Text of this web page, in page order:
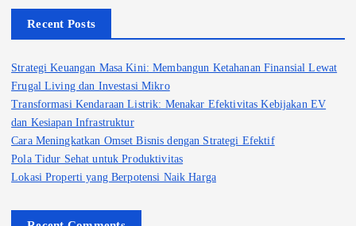
Recent Posts
Strategi Keuangan Masa Kini: Membangun Ketahanan Finansial Lewat
Frugal Living dan Investasi Mikro
Transformasi Kendaraan Listrik: Menakar Efektivitas Kebijakan EV
dan Kesiapan Infrastruktur
Cara Meningkatkan Omset Bisnis dengan Strategi Efektif
Pola Tidur Sehat untuk Produktivitas
Lokasi Properti yang Berpotensi Naik Harga